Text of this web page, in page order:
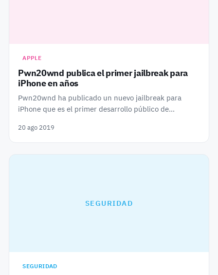
APPLE
Pwn20wnd publica el primer jailbreak para
iPhone en años
Pwn20wnd ha publicado un nuevo jailbreak para
iPhone que es el primer desarrollo público de…
20 ago 2019
SEGURIDAD
SEGURIDAD